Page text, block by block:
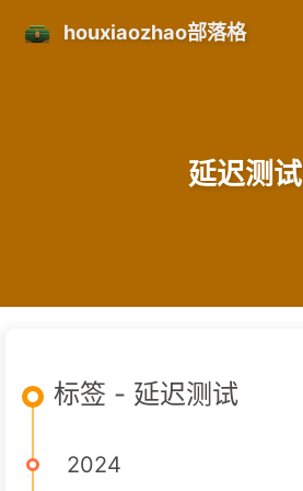
houxiaozhao部落格
延迟测试
标签 - 延迟测试
2024